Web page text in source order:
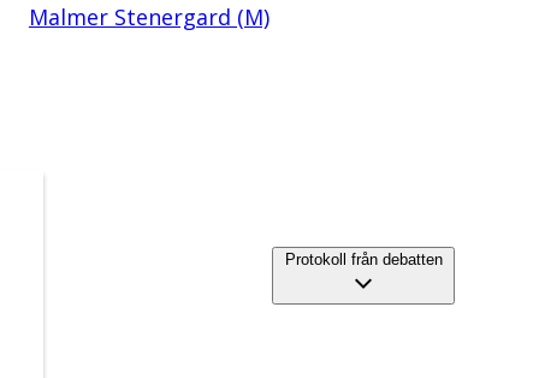
Malmer Stenergard (M)
Protokoll från debatten